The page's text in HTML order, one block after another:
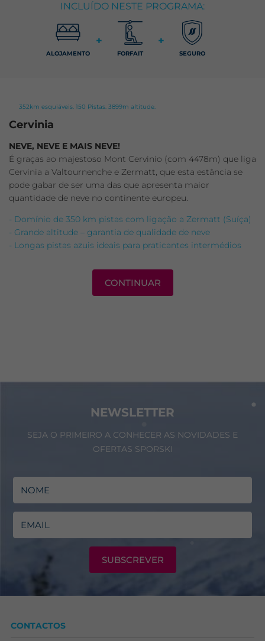
352km esquiáveis. 150 Pistas. 3899m altitude.
Cervinia
NEVE, NEVE E MAIS NEVE!
É graças ao majestoso Mont Cervinio (com 4478m) que liga
Cervinia a Valtournenche e Zermatt, que esta estância se
pode gabar de ser uma das que apresenta maior
quantidade de neve no continente europeu.
- Domínio de 350 km pistas com ligação a Zermatt (Suíça)
- Grande altitude – garantia de qualidade de neve
- Longas pistas azuis ideais para praticantes intermédios
CONTINUAR
INCLUÍDO NESTE PROGRAMA:
ALOJAMENTO
+
FORFAIT
+
SEGURO
NEWSLETTER
SEJA O PRIMEIRO A CONHECER AS NOVIDADES E
OFERTAS SPORSKI
SUBSCREVER
CONTACTOS